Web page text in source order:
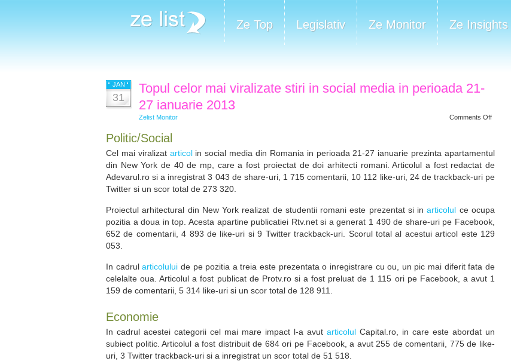
Ze Top Legislativ Ze Monitor Ze Insights
JAN
31
Topul celor mai viralizate stiri in social media in perioada 21-
27 ianuarie 2013
Zelist Monitor Comments Offon
stiri
social
in
ianuarie
Politic/Social
Cel mai viralizatarticolin social media din Romania in perioada 21-27 ianuarie prezinta apartamentul
din New York de 40 de mp, care a fost proiectat de doi arhitecti romani. Articolul a fost redactat de
Adevarul.ro si a inregistrat 3 043 de share-uri, 1 715 comentarii, 10 112 like-uri, 24 de trackback-uri pe
Twitter si un scor total de 273 320.
Proiectul arhitectural din New York realizat de studentii romani este prezentat si inarticolul ce ocupa
pozitia a doua in top. Acesta apartine publicatiei Rtv.net si a generat 1 490 de share-uri pe Facebook,
652 de comentarii, 4 893 de like-uri si 9 Twitter trackback-uri. Scorul total al acestui articol este 129
053.
In cadrularticolului de pe pozitia a treia este prezentata o inregistrare cu ou, un pic mai diferit fata de
celelalte oua. Articolul a fost publicat de Protv.ro si a fost preluat de 1 115 ori pe Facebook, a avut 1
159 de comentarii, 5 314 like-uri si un scor total de 128 911.
Economie
In cadrul acestei categorii cel mai mare impact l-a avut articolul Capital.ro, in care este abordat un
subiect politic. Articolul a fost distribuit de 684 ori pe Facebook, a avut 255 de comentarii, 775 de like-
uri, 3 Twitter trackback-uri si a inregistrat un scor total de 51 518.